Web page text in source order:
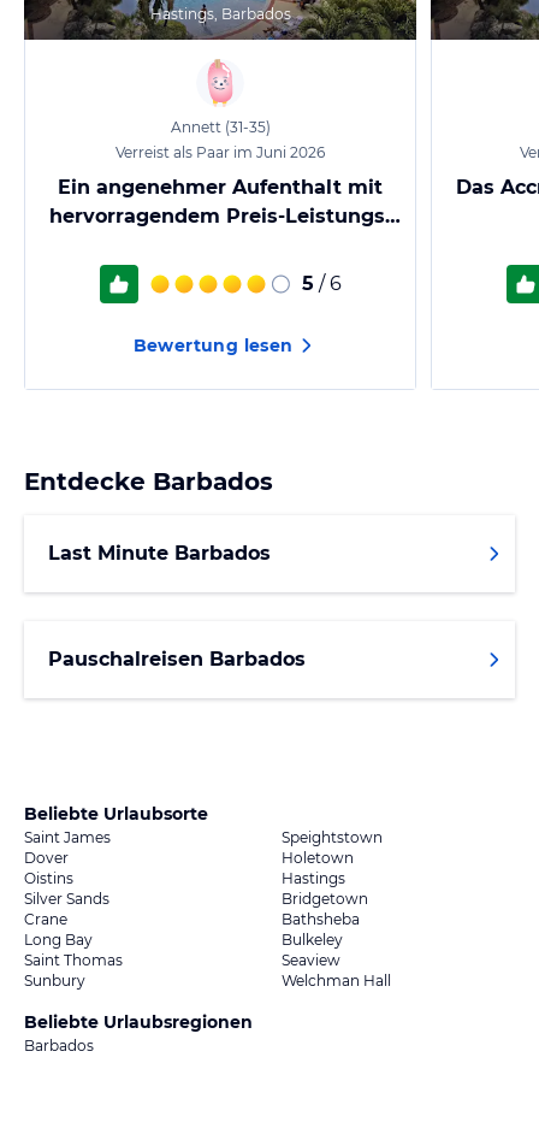
Hastings, Barbados
Annett (31-35)
Verreist als Paar im Juni 2026
Ein angenehmer Aufenthalt mit
hervorragendem Preis-Leistungs-
5 / 6
Bewertung lesen
Das
Entdecke Barbados
Last Minute Barbados
Pauschalreisen Barbados
Beliebte Urlaubsorte
Saint James
Speightstown
Dover
Holetown
Oistins
Hastings
Silver Sands
Bridgetown
Crane
Bathsheba
Long Bay
Bulkeley
Saint Thomas
Seaview
Sunbury
Welchman Hall
Beliebte Urlaubsregionen
Barbados